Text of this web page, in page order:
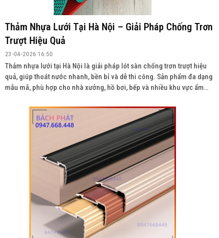
Thảm Nhựa Lưới Tại Hà Nội – Giải Pháp Chống Trơn
Trượt Hiệu Quả
23-04-2026 16:50
Thảm nhựa lưới tại Hà Nội là giải pháp lót sàn chống trơn trượt hiệu
quả, giúp thoát nước nhanh, bền bỉ và dễ thi công. Sản phẩm đa dạng
mẫu mã, phù hợp cho nhà xưởng, hồ bơi, bếp và nhiều khu vực ẩm